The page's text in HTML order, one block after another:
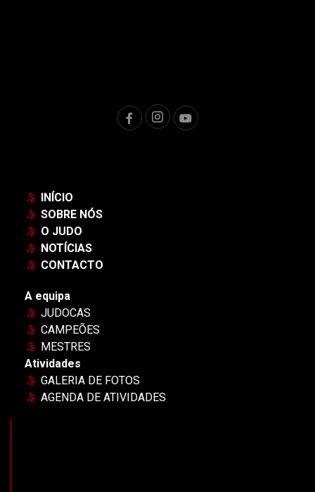
INÍCIO
SOBRE NÓS
O JUDO
NOTÍCIAS
CONTACTO
A equipa
JUDOCAS
CAMPEÕES
MESTRES
Atividades
GALERIA DE FOTOS
AGENDA DE ATIVIDADES